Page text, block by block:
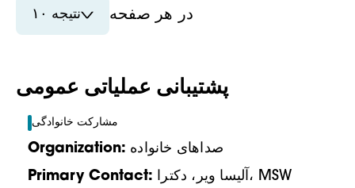
۱۰ نتیجه در هر صفحه
پشتیبانی عملیاتی عمومی
مشارکت خانوادگی
Organization: صداهای خانواده
Primary Contact:
آلیسا ویر، دکترا، MSW